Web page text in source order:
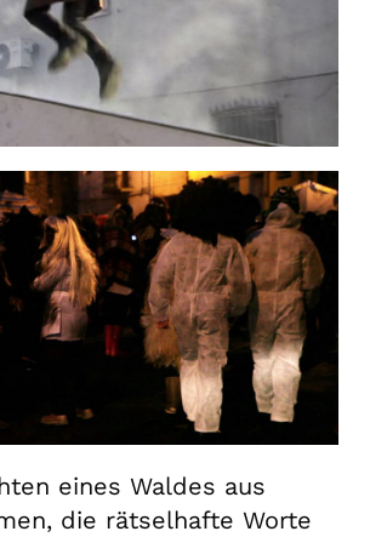
eines Waldes aus
die rätselhafte Worte